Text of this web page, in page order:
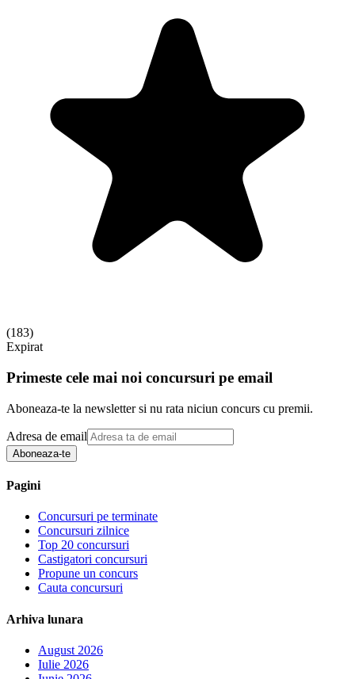
(183)
Expirat
Primeste cele mai noi concursuri pe email
Aboneaza-te la newsletter si nu rata niciun concurs cu premii.
Adresa de email
Aboneaza-te
Pagini
Concursuri pe terminate
Concursuri zilnice
Top 20 concursuri
Castigatori concursuri
Propune un concurs
Cauta concursuri
Arhiva lunara
August 2026
Iulie 2026